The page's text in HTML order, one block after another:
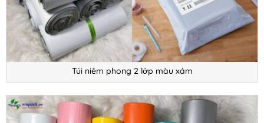
Túi niêm phong 2 lớp màu xám